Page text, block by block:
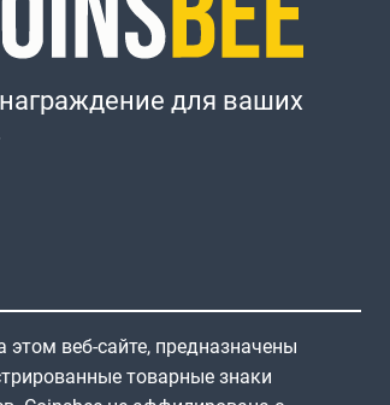
для ваших
веб-сайте, предназначены
товарные знаки